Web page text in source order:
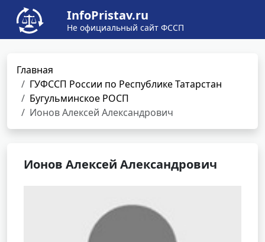
InfoPristav.ru
Не официальный сайт ФССП
Главная
ГУФССП России по Республике Татарстан
Бугульминское РОСП
Ионов Алексей Александрович
Ионов Алексей Александрович